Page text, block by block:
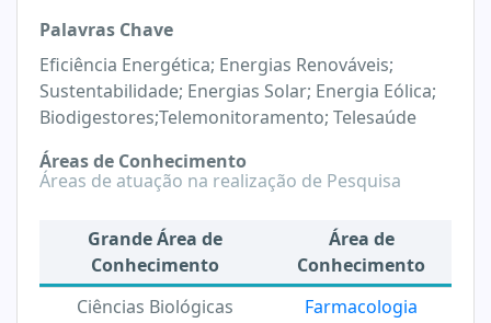
Palavras Chave
Eficiência Energética; Energias Renováveis;
Sustentabilidade; Energias Solar; Energia Eólica;
Biodigestores;Telemonitoramento; Telesaúde
Áreas de Conhecimento
Áreas de atuação na realização de Pesquisa
Grande Área de
Conhecimento
Área de
Conhecimento
Ciências Biológicas
Farmacologia